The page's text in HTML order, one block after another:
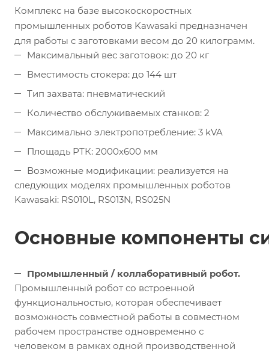
Комплекс на базе высокоскоростных
промышленных роботов Kawasaki предназначен
для работы с заготовками весом до 20 килограмм.
Максимальный вес заготовок: до 20 кг
Вместимость стокера: до 144 шт
Тип захвата: пневматический
Количество обслуживаемых станков: 2
Максимально электропотребление: 3 kVA
Площадь РТК: 2000х600 мм
Возможные модификации: реализуется на
следующих моделях промышленных роботов
Kawasaki: RS010L, RS013N, RS025N
Основные компоненты
Промышленный / коллаборативный робот.
Промышленный робот со встроенной
функциональностью, которая обеспечивает
возможность совместной работы в совместном
рабочем пространстве одновременно с
человеком в рамках одной производственной